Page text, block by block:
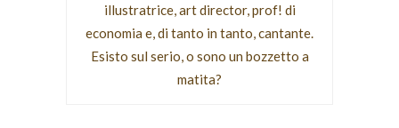
illustratrice, art director, prof! di
economia e, di tanto in tanto, cantante.
Esisto sul serio, o sono un bozzetto a
matita?